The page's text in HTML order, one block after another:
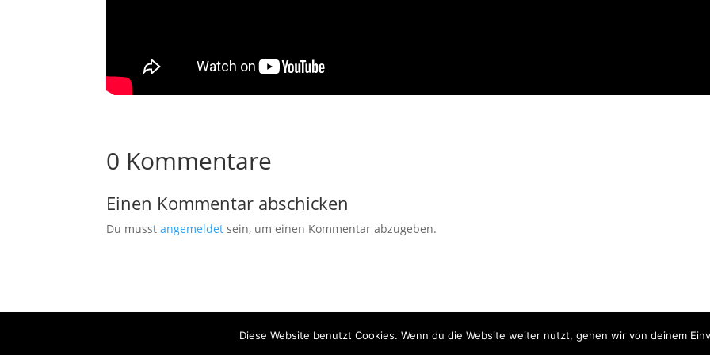
0 Kommentare
Einen Kommentar abschicken
Du musstangemeldet sein, um einen Kommentar abzugeben.
Diese Website benutzt Cookies. Wenn du die Website weiter nutzt, gehen wir von deinem